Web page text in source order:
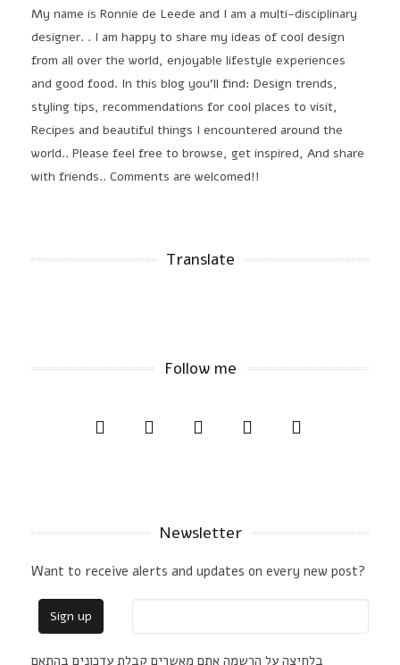
My name is Ronnie de Leede and I am a multi-disciplinary
designer. . I am happy to share my ideas of cool design
from all over the world, enjoyable lifestyle experiences
and good food. In this blog you'll find: Design trends,
styling tips, recommendations for cool places to visit,
Recipes and beautiful things I encountered around the
world.. Please feel free to browse, get inspired, And share
with friends.. Comments are welcomed!!
Translate
Follow me
Newsletter
Want to receive alerts and updates on every new post?
בלחיצה על הרשמה אתם מאשרים קבלת עדכונים בהתאם